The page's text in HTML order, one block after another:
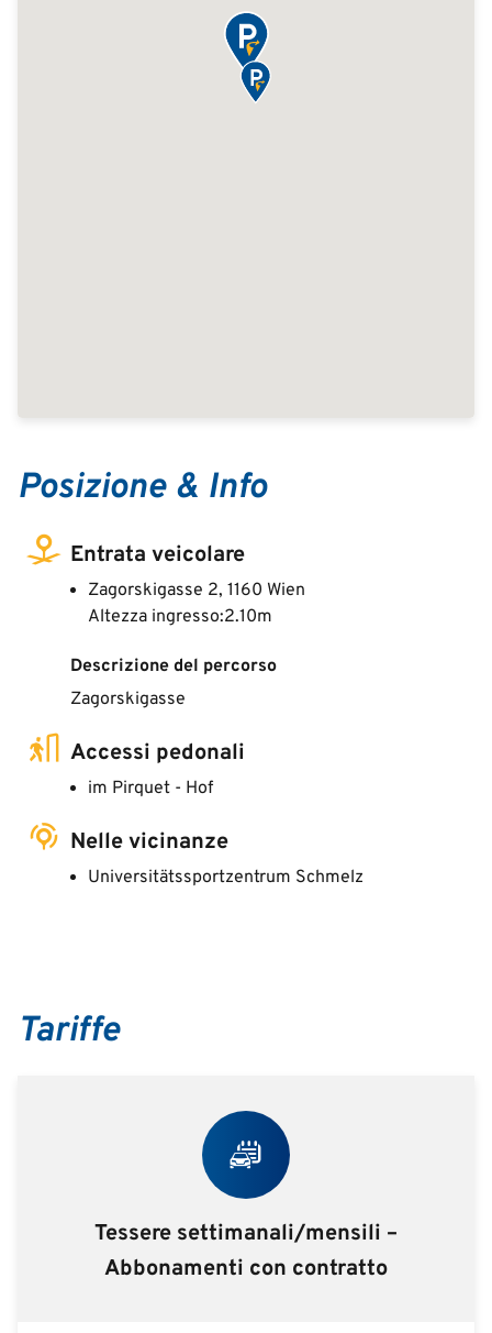
Posizione & Info
Entrata veicolare
Zagorskigasse 2, 1160 Wien
Altezza ingresso:2.10m
Descrizione del percorso
Zagorskigasse
Accessi pedonali
im Pirquet - Hof
Nelle vicinanze
Universitätssportzentrum Schmelz
Tariffe
Tessere settimanali/mensili –
Abbonamenti con contratto